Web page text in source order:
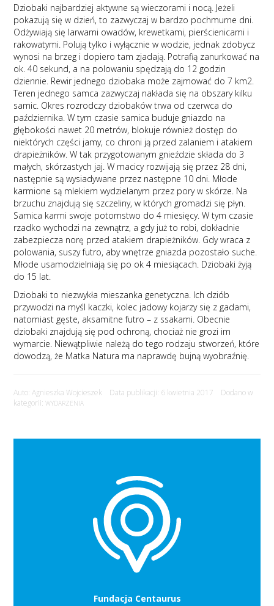
Dziobaki najbardziej aktywne są wieczorami i nocą. Jeżeli
pokazują się w dzień, to zazwyczaj w bardzo pochmurne dni.
Odżywiają się larwami owadów, krewetkami, pierścienicami i
rakowatymi. Polują tylko i wyłącznie w wodzie, jednak zdobycz
wynosi na brzeg i dopiero tam zjadają. Potrafią zanurkować na
ok. 40 sekund, a na polowaniu spędzają do 12 godzin
dziennie. Rewir jednego dziobaka może zajmować do 7 km2.
Teren jednego samca zazwyczaj nakłada się na obszary kilku
samic. Okres rozrodczy dziobaków trwa od czerwca do
października. W tym czasie samica buduje gniazdo na
głębokości nawet 20 metrów, blokuje również dostęp do
niektórych części jamy, co chroni ją przed zalaniem i atakiem
drapieżników. W tak przygotowanym gnieździe składa do 3
małych, skórzastych jaj. W macicy rozwijają się przez 28 dni,
następnie są wysiadywane przez następne 10 dni. Młode
karmione są mlekiem wydzielanym przez pory w skórze. Na
brzuchu znajdują się szczeliny, w których gromadzi się płyn.
Samica karmi swoje potomstwo do 4 miesięcy. W tym czasie
rzadko wychodzi na zewnątrz, a gdy już to robi, dokładnie
zabezpiecza norę przed atakiem drapieżników. Gdy wraca z
polowania, suszy futro, aby wnętrze gniazda pozostało suche.
Młode usamodzielniają się po ok 4 miesiącach. Dziobaki żyją
do 15 lat.
Dziobaki to niezwykła mieszanka genetyczna. Ich dziób
przywodzi na myśl kaczki, kolec jadowy kojarzy się z gadami,
natomiast gęste, aksamitne futro – z ssakami. Obecnie
dziobaki znajdują się pod ochroną, chociaż nie grozi im
wymarcie. Niewątpliwie należą do tego rodzaju stworzeń, które
dowodzą, że Matka Natura ma naprawdę bujną wyobraźnię.
Auto: Agnieszka Wojcieszek Data publikacji: 6 kwietnia 2017 Dodano w
kategorii:WYDARZENIA
Fundacja Centaurus